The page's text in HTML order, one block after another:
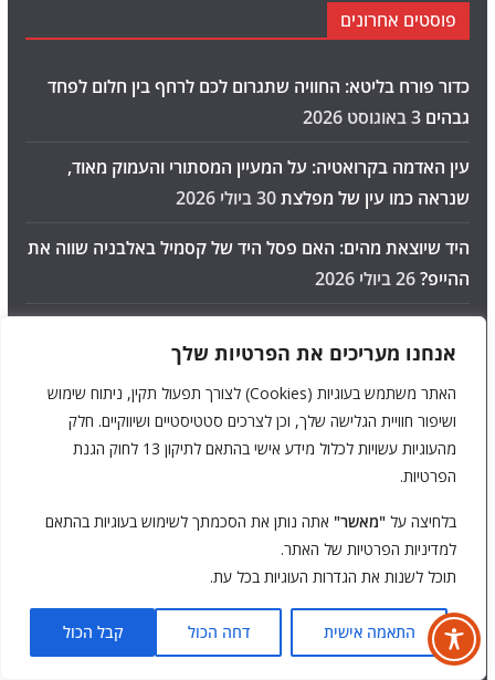
אנחנו מעריכים את הפרטיות שלך
האתר משתמש בעוגיות (Cookies) לצורך תפעול תקין, ניתוח שימוש
ושיפור חוויית הגלישה שלך, וכן לצרכים סטטיסטיים ושיווקיים. חלק
מהעוגיות עשויות לכלול מידע אישי בהתאם לתיקון 13 לחוק הגנת
הפרטיות.
בלחיצה על "מאשר" אתה נותן את הסכמתך לשימוש בעוגיות בהתאם
למדיניות הפרטיות של האתר.
תוכל לשנות את הגדרות העוגיות בכל עת.
התאמה אישית דחה הכול קבל הכול
פוסטים אחרונים
כדור פורח בליטא: החוויה שתגרום לכם לרחף בין חלום לפחד
גבהים 3 באוגוסט 2026
עין האדמה בקרואטיה: על המעיין המסתורי והעמוק מאוד,
שנראה כמו עין של מפלצת30 ביולי 2026
היד שיוצאת מהים: האם פסל היד של קסמיל באלבניה שווה את
ההייפ?26 ביולי 2026
סטייל על פני תוכן I ביקורת
20 ביולי 2026
האישה הסרבית הרוקדת: הסרטון המוזר שהפך לאחת מאגדות
האימה הגדולות של האינטרנט 16 ביולי 2026
בין מציאות למיתולוגיה סקנדינבית14 ביולי 2026
מבוך האימה טבריה: האם שווה לסטות מהטיילת בשביל כמה
המספרים המטורפים של "אובססיה": איך סרט בתקציב בדיחה